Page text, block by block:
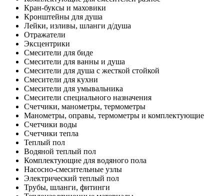
Кран-буксы и маховики
Кронштейны для душа
Лейки, изливы, шланги д/душа
Отражатели
Эксцентрики
Смесители для биде
Смесители для ванны и душа
Смесители для душа с жесткой стойкой
Смесители для кухни
Смесители для умывальника
Смесители специального назначения
Счетчики, манометры, термометры
Манометры, оправы, термометры и комплектующие
Счетчики воды
Счетчики тепла
Теплый пол
Водяной теплый пол
Комплектующие для водяного пола
Насосно-смесительные узлы
Электрический теплый пол
Трубы, шланги, фитинги